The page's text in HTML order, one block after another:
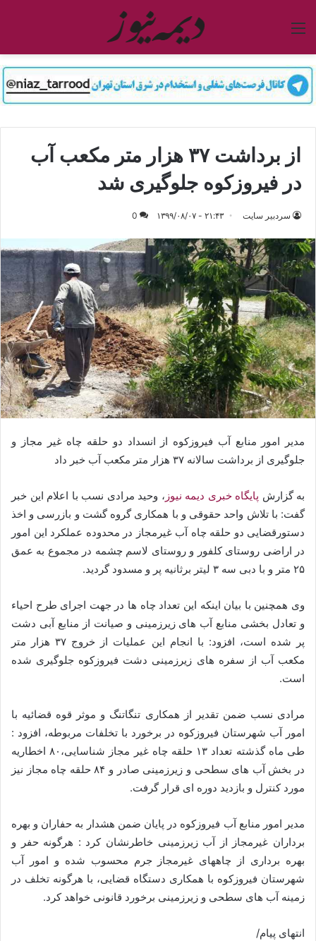
منو
از برداشت ۳۷ هزار متر مکعب آب
در فیروزکوه جلوگیری شد
سردبیر سایت ۲۱:۴۳ - ۱۳۹۹/۰۸/۰۷ 0
مدیر امور منابع آب فیروزکوه از انسداد دو حلقه چاه غیر مجاز و
جلوگیری از برداشت سالانه ۳۷ هزار متر مکعب آب خبر داد
به گزارش پایگاه خبری دیمه نیوز ، وحید مرادی نسب با اعلام این خبر
گفت: با تلاش واحد حقوقی و با همکاری گروه گشت و بازرسی و اخذ
دستورقضایی دو حلقه چاه آب غیرمجاز در محدوده عملکرد این امور
در اراضی روستای کلفور و روستای لاسم چشمه در مجموع به عمق
۲۵ متر و با دبی سه ۳ لیتر برثانیه پر و مسدود گردید.
وی همچنین با بیان اینکه این تعداد چاه ها در جهت اجرای طرح احیاء
و تعادل بخشی منابع آب های زیرزمینی و صیانت از منابع آبی دشت
پر شده است، افزود: با انجام این عملیات از خروج ۳۷ هزار متر
مکعب آب از سفره های زیرزمینی دشت فیروزکوه جلوگیری شده
است.
مرادی نسب ضمن تقدیر از همکاری تنگاتنگ و موثر قوه قضائیه با
امور آب شهرستان فیروزکوه در برخورد با تخلفات مربوطه، افزود :
طی ماه گذشته تعداد ۱۳ حلقه چاه غیر مجاز شناسایی،۸۰ اخطاریه
در بخش آب های سطحی و زیرزمینی صادر و ۸۴ حلقه چاه مجاز نیز
مورد کنترل و بازدید دوره ای قرار گرفت.
مدیر امور منابع آب فیروزکوه در پایان ضمن هشدار به حفاران و بهره
برداران غیرمجاز از آب زیرزمینی خاطرنشان کرد : هرگونه حفر و
بهره برداری از چاههای غیرمجاز جرم محسوب شده و امور آب
شهرستان فیروزکوه با همکاری دستگاه قضایی، با هرگونه تخلف در
زمینه آب های سطحی و زیرزمینی برخورد قانونی خواهد کرد.
انتهای پیام/